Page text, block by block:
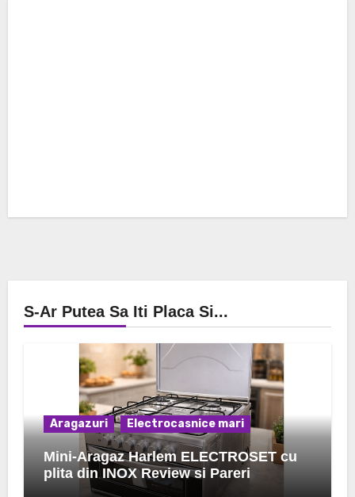
S-Ar Putea Sa Iti Placa Si...
Aragazuri Electrocasnice mari
Mini-Aragaz Harlem ELECTROSET cu
plita din INOX Review si Pareri